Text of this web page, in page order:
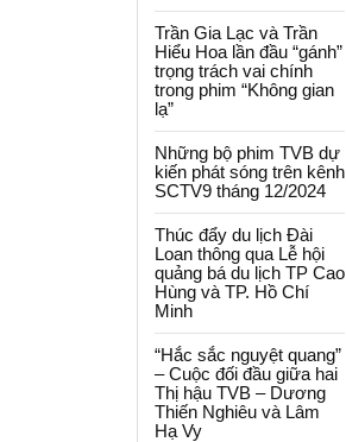
Trần Gia Lạc và Trần
Hiểu Hoa lần đầu “gánh”
trọng trách vai chính
trong phim “Không gian
lạ”
Những bộ phim TVB dự
kiến phát sóng trên kênh
SCTV9 tháng 12/2024
Thúc đẩy du lịch Đài
Loan thông qua Lễ hội
quảng bá du lịch TP Cao
Hùng và TP. Hồ Chí
Minh
“Hắc sắc nguyệt quang”
– Cuộc đối đầu giữa hai
Thị hậu TVB – Dương
Thiến Nghiêu và Lâm
Hạ Vy